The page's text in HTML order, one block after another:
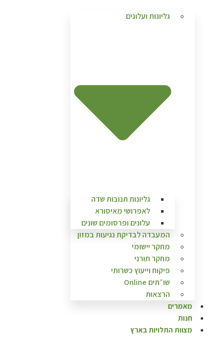
גליונות ועלונים
גליונות תנובות שדה
לאפרושי מאיסורא
עלונים ופרסומים שונים
המעבדה לבדיקת נגיעות במזון
מחקר יישומי
מחקר תורני
פיקוח וייעוץ כשרותי
שו״תים Online
הרצאות
מאמרים
חנות
מצוות התלויות בארץ